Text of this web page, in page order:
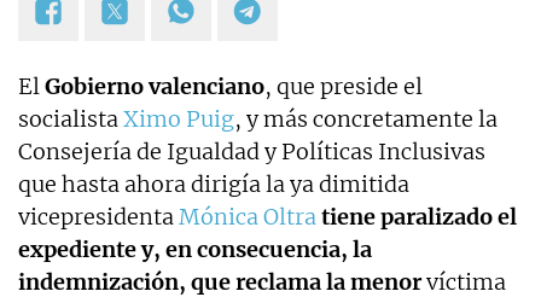
ElGobierno valenciano, que preside el
socialistaXimo Puig, y más concretamente la
Consejería de Igualdad y Políticas Inclusivas
que hasta ahora dirigía la ya dimitida
vicepresidentaMónica Oltratiene paralizado el
expediente y, en consecuencia, la
indemnización, que reclama la menorvíctima